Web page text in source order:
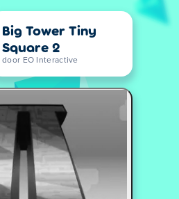
Big Tower Tiny
Square 2
door EO Interactive